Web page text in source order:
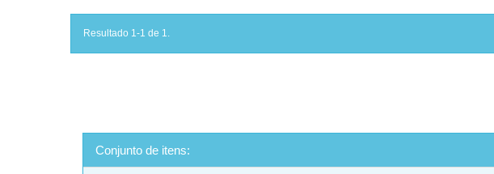
Resultado 1-1 de 1.
Conjunto de itens: